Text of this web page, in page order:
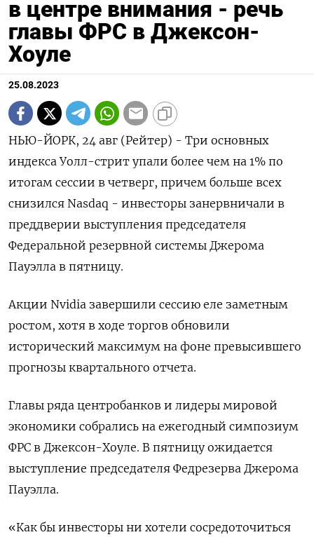
в центре внимания - речь
главы ФРС в Джексон-
Хоуле
25.08.2023
НЬЮ-ЙОРК, 24 авг (Рейтер) - Три основных
индекса Уолл-стрит упали более чем на 1% по
итогам сессии в четверг, причем больше всех
снизился Nasdaq - инвесторы занервничали в
преддверии выступления председателя
Федеральной резервной системы Джерома
Пауэлла в пятницу.
Акции Nvidia завершили сессию еле заметным
ростом, хотя в ходе торгов обновили
исторический максимум на фоне превысившего
прогнозы квартального отчета.
Главы ряда центробанков и лидеры мировой
экономики собрались на ежегодный симпозиум
ФРС в Джексон-Хоуле. В пятницу ожидается
выступление председателя Федрезерва Джерома
Пауэлла.
«Как бы инвесторы ни хотели сосредоточиться